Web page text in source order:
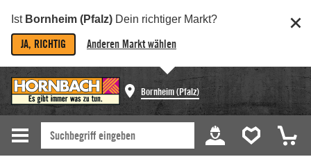
Ist Bornheim (Pfalz) Dein richtiger Markt?
JA, RICHTIG Anderen Markt wählen
Bornheim (Pfalz)